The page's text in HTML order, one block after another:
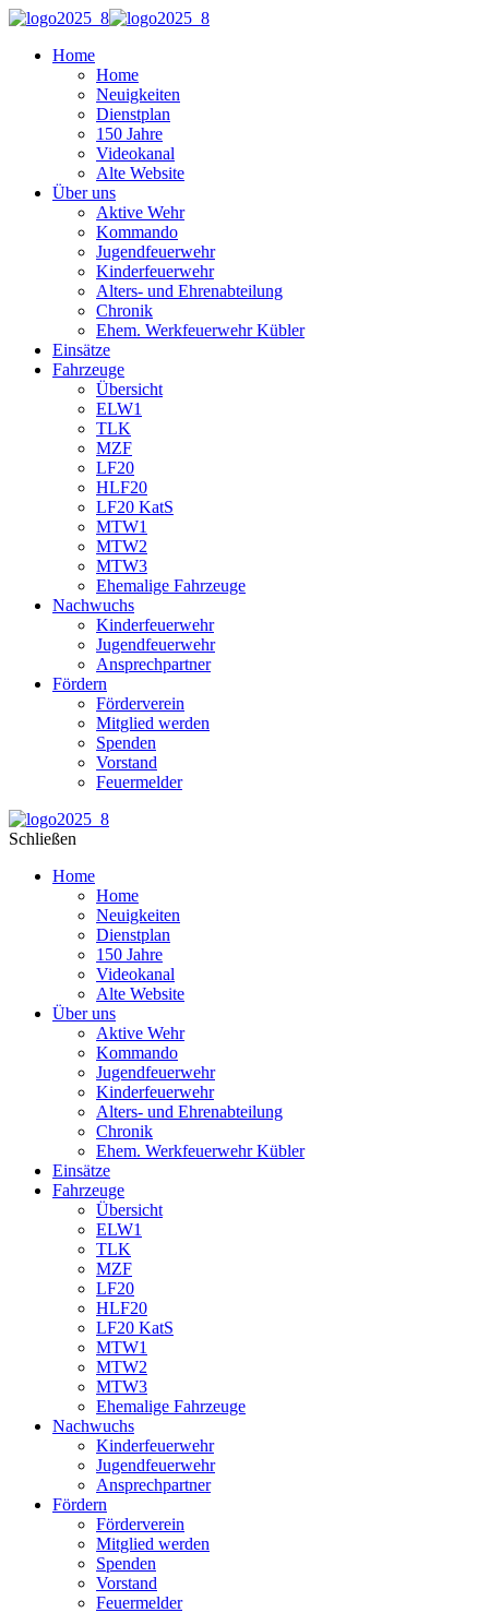
Home
Home
Neuigkeiten
Dienstplan
150 Jahre
Videokanal
Alte Website
Über uns
Aktive Wehr
Kommando
Jugendfeuerwehr
Kinderfeuerwehr
Alters- und Ehrenabteilung
Chronik
Ehem. Werkfeuerwehr Kübler
Einsätze
Fahrzeuge
Übersicht
ELW1
TLK
MZF
LF20
HLF20
LF20 KatS
MTW1
MTW2
MTW3
Ehemalige Fahrzeuge
Nachwuchs
Kinderfeuerwehr
Jugendfeuerwehr
Ansprechpartner
Fördern
Förderverein
Mitglied werden
Spenden
Vorstand
Feuermelder
Schließen
Home
Home
Neuigkeiten
Dienstplan
150 Jahre
Videokanal
Alte Website
Über uns
Aktive Wehr
Kommando
Jugendfeuerwehr
Kinderfeuerwehr
Alters- und Ehrenabteilung
Chronik
Ehem. Werkfeuerwehr Kübler
Einsätze
Fahrzeuge
Übersicht
ELW1
TLK
MZF
LF20
HLF20
LF20 KatS
MTW1
MTW2
MTW3
Ehemalige Fahrzeuge
Nachwuchs
Kinderfeuerwehr
Jugendfeuerwehr
Ansprechpartner
Fördern
Förderverein
Mitglied werden
Spenden
Vorstand
Feuermelder